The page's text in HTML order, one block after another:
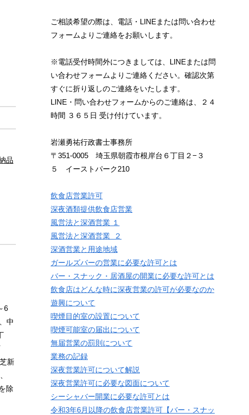
品
6
中
新
除
ご相談希望の際は、電話・LINEまたは問い合わせ
フォームよりご連絡をお願いします。
※電話受付時間外につきましては、LINEまたは問
い合わせフォームよりご連絡ください。確認次第
すぐに折り返しのご連絡をいたします。
LINE・問い合わせフォームからのご連絡は、２４
時間 ３６５日 受け付けています。
岩瀬勇祐行政書士事務所
〒351-0005 埼玉県朝霞市根岸台６丁目２−３
５ イーストパーク210
飲食店営業許可
深夜酒類提供飲食店営業
風営法と深酒営業 １
風営法と深酒営業 ２
深酒営業と用途地域
ガールズバーの営業に必要な許可とは
バー・スナック・居酒屋の開業に必要な許可とは
飲食店はどんな時に深夜営業の許可が必要なのか
遊興について
喫煙目的室の設置について
喫煙可能室の届出について
無届営業の罰則について
業務の記録
深夜営業許可について解説
深夜営業許可に必要な図面について
シーシャバー開業に必要な許可とは
令和3年6月以降の飲食店営業許可【バー・スナッ